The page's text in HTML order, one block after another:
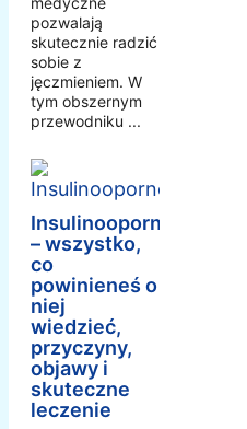
pozwalają
skutecznie radzić
sobie z
jęczmieniem. W
tym obszernym
przewodniku ...
Insulinooporność
– wszystko,
co
powinieneś o
niej
wiedzieć,
przyczyny,
objawy i
skuteczne
leczenie